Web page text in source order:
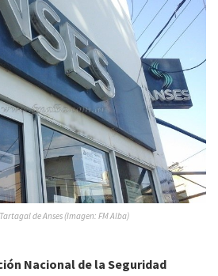
de Anses (Imagen: FM Alba)
Nacional de la Seguridad